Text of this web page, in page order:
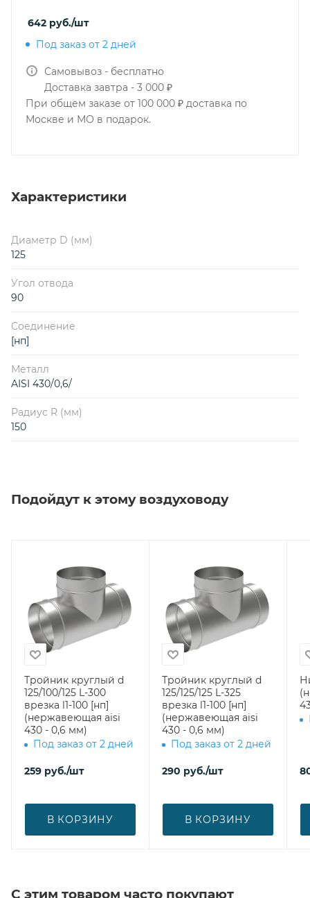
642 руб./шт
Под заказ от 2 дней
Самовывоз - бесплатно
Доставка завтра - 3 000 ₽
При общем заказе от 100 000 ₽ доставка по
Москве и МО в подарок.
Характеристики
Диаметр D (мм)
125
Угол отвода
90
Соединение
[нп]
Металл
AISI 430/0,6/
Радиус R (мм)
150
Подойдут к этому воздуховоду
Тройник круглый d
125/100/125 L-300
врезка l1-100 [нп]
(нержавеющая aisi
430 - 0,6 мм)
Под заказ от 2 дней
259 руб./шт
В КОРЗИНУ
Тройник круглый d
125/125/125 L-325
врезка l1-100 [нп]
(нержавеющая aisi
430 - 0,6 мм)
Под заказ от 2 дней
290 руб./шт
В КОРЗИНУ
С этим товаром часто покупают